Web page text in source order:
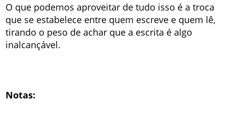
O que podemos aproveitar de tudo isso é a troca
que se estabelece entre quem escreve e quem lê,
tirando o peso de achar que a escrita é algo
inalcançável.
Notas: